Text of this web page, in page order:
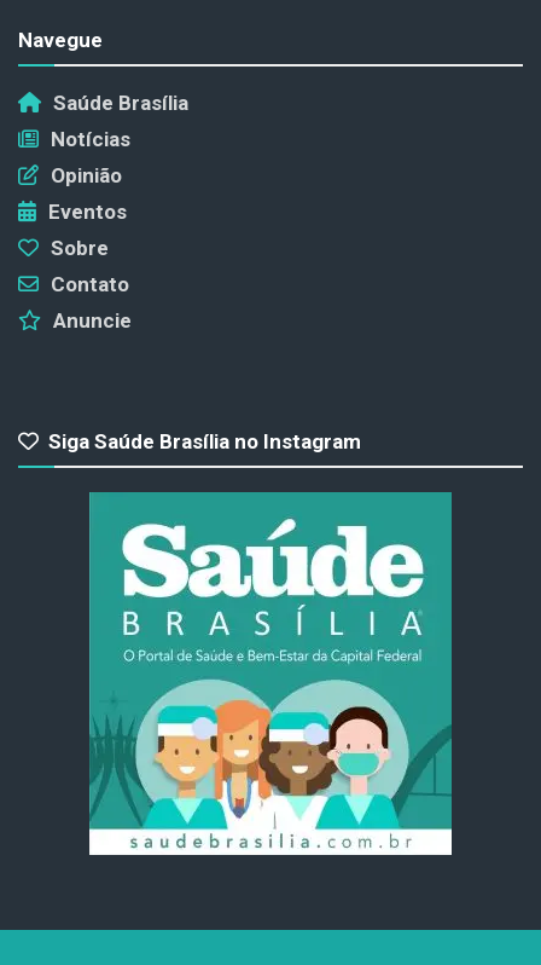
Navegue
Saúde Brasília
Notícias
Opinião
Eventos
Sobre
Contato
Anuncie
Siga Saúde Brasília no Instagram